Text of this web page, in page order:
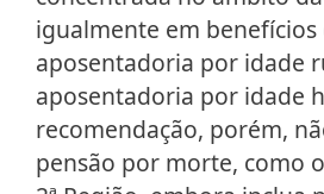
igualmente em benefícios
aposentadoria por idade
aposentadoria por idade
recomendação, porém,
pensão por morte, como